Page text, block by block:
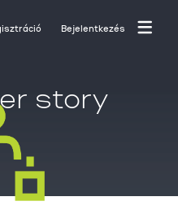
Bejelentkezés
story